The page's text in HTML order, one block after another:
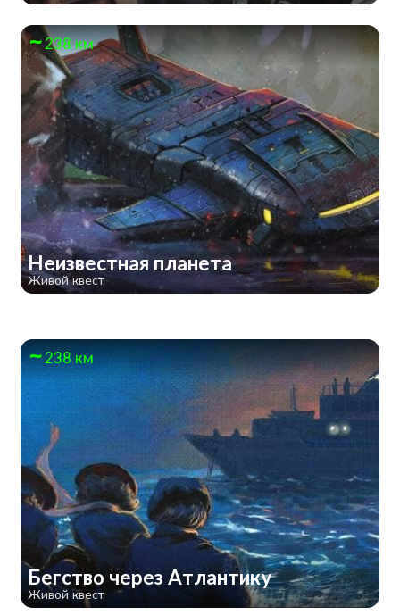
238 км
Неизвестная планета
Живой квест
238 км
Бегство через Атлантику
Живой квест